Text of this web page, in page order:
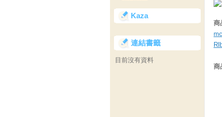
商
商
Kaza
連結書籤
目前沒有資料